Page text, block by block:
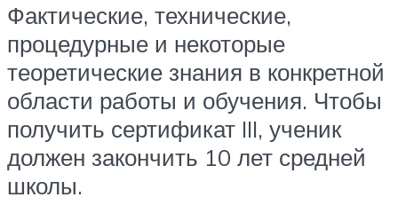
Фактические, технические,
процедурные и некоторые
теоретические знания в конкретной
области работы и обучения. Чтобы
получить сертификат III, ученик
должен закончить 10 лет средней
школы.